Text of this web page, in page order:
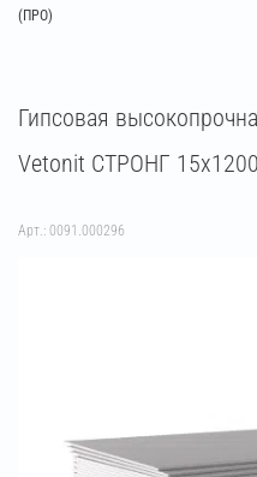
(ПРО)
Гипсовая
Vetonit СТРОНГ
Арт.: 0091.000296